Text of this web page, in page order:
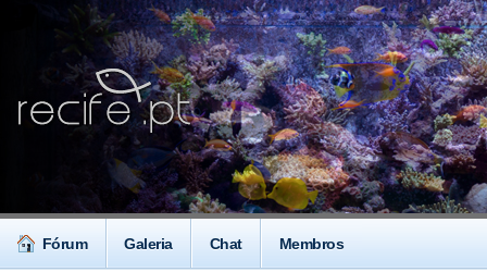
Fórum Galeria Chat Membros